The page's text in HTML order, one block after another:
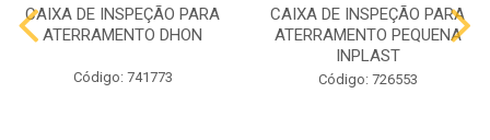
CAIXA DE INSPEÇÃO PARA
ATERRAMENTO DHON
Código: 741773
CAIXA DE INSPEÇÃO PARA
ATERRAMENTO PEQUENA
INPLAST
Código: 726553